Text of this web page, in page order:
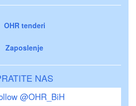
OHR tenderi
Zaposlenje
NAS
@OHR_BiH